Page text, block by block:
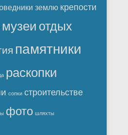
землю крепости
музеи отдых
памятники
раскопки
сопки строительстве
фото шляхты